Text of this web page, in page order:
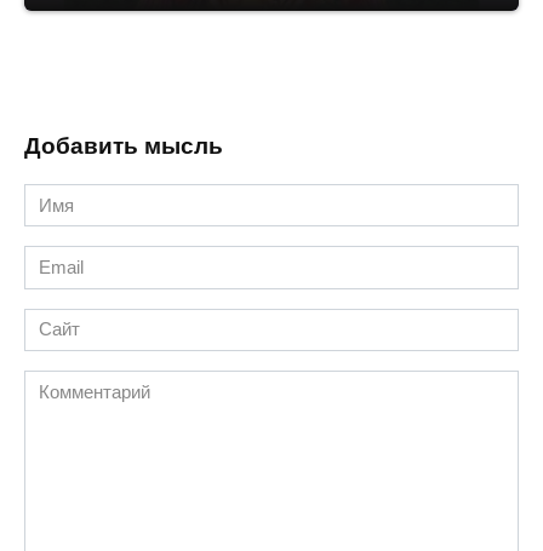
Добавить мысль
Имя
*
Email
*
Сайт
Комментарий